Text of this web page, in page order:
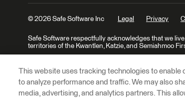
Safe Software respectfully acknowledges that we
territories of the Kwantlen, Katzie, and Semiahmoo
© 2026 Safe Software Inc Legal Privacy
This website uses tracking technologies to
to analyze performance and traffic. We may also
media, advertising, and analytics partners. This